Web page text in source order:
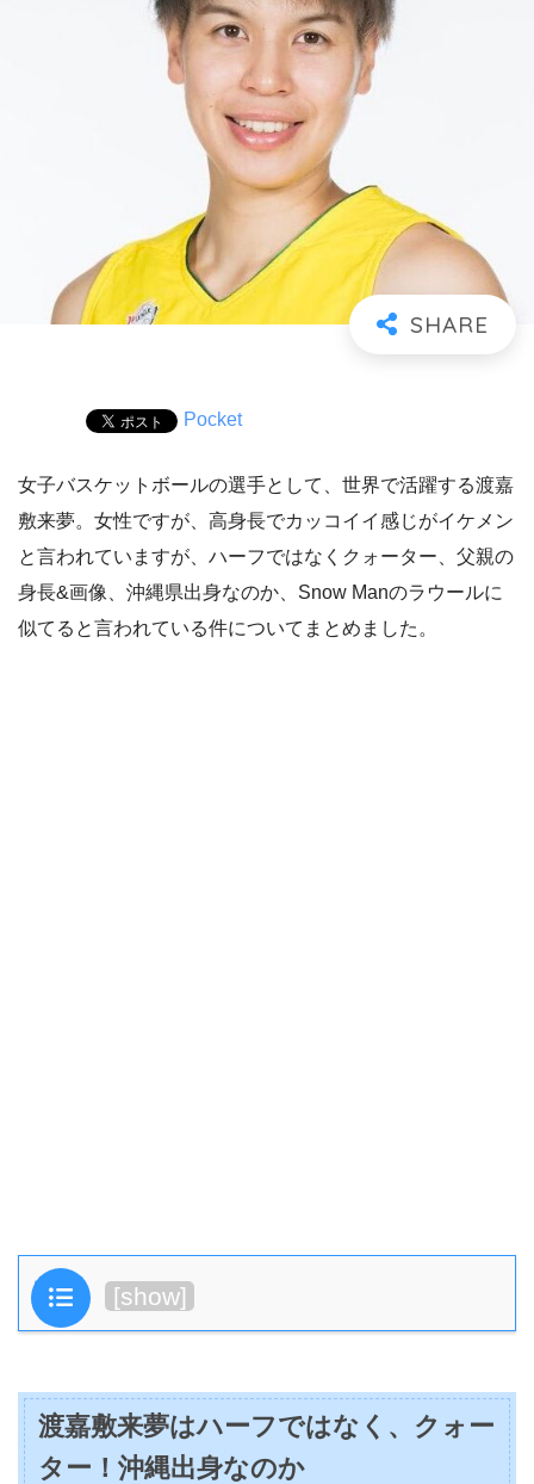
Pocket
女子バスケットボールの選手として、世界で活躍する渡嘉
敷来夢。女性ですが、高身長でカッコイイ感じがイケメン
と言われていますが、ハーフではなくクォーター、父親の
身長&画像、沖縄県出身なのか、Snow Manのラウールに
似てると言われている件についてまとめました。
目次 [show]
渡嘉敷来夢はハーフではなく、クォー
ター！沖縄出身なのか